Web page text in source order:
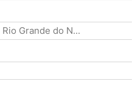
Rio Grande do N...